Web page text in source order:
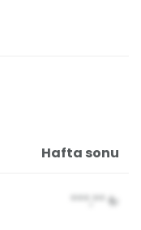
Hafta sonu
***,** ₺